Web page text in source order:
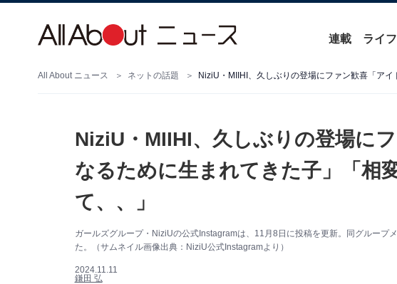
連載 ライフ
All About ニュース ネットの話題
NiziU・MIIHI、久しぶりの登場に
なるために生まれてきた子」「相
て、、」
ガールズグループ・NiziUの公式Instagramは、11月8日に投稿を更新。同グループ
た。（サムネイル画像出典：NiziU公式Instagramより）
2024.11.11
鎌田 弘